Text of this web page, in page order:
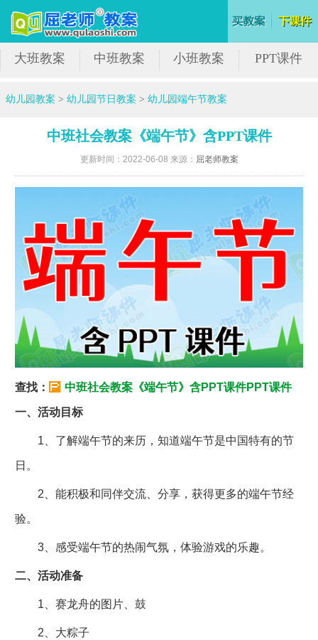
大班教案 中班教案 小班教案 PPT课件
幼儿园教案 >幼儿园节日教案 >幼儿园端午节教案
中班社会教案《端午节》含PPT课件
更新时间：2022-06-08 来源： 屈老师教案
查找： 中班社会教案《端午节》含PPT课件PPT课件
一、活动目标
1、了解端午节的来历，知道端午节是中国特有的节
日。
2、能积极和同伴交流、分享，获得更多的端午节经
验。
3、感受端午节的热闹气氛，体验游戏的乐趣。
二、活动准备
1、赛龙舟的图片、鼓
2、大粽子